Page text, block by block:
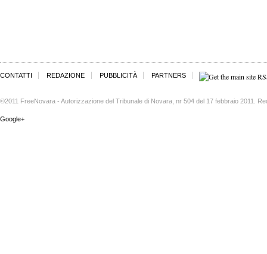
CONTATTI REDAZIONE PUBBLICITÀ PARTNERS
©2011 FreeNovara - Autorizzazione del Tribunale di Novara, nr 504 del 17 febbraio 2011.
Google+